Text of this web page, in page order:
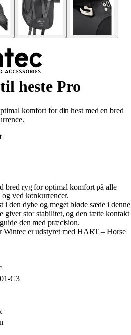
heste Pro
komfort for din hest med en bred
bred ryg for optimal komfort på alle
ved konkurrencer.
i den dybe og meget bløde sæde i denne
giver stor stabilitet, og den tætte kontakt
den med præcision.
Wintec er udstyret med HART – Horse
C3